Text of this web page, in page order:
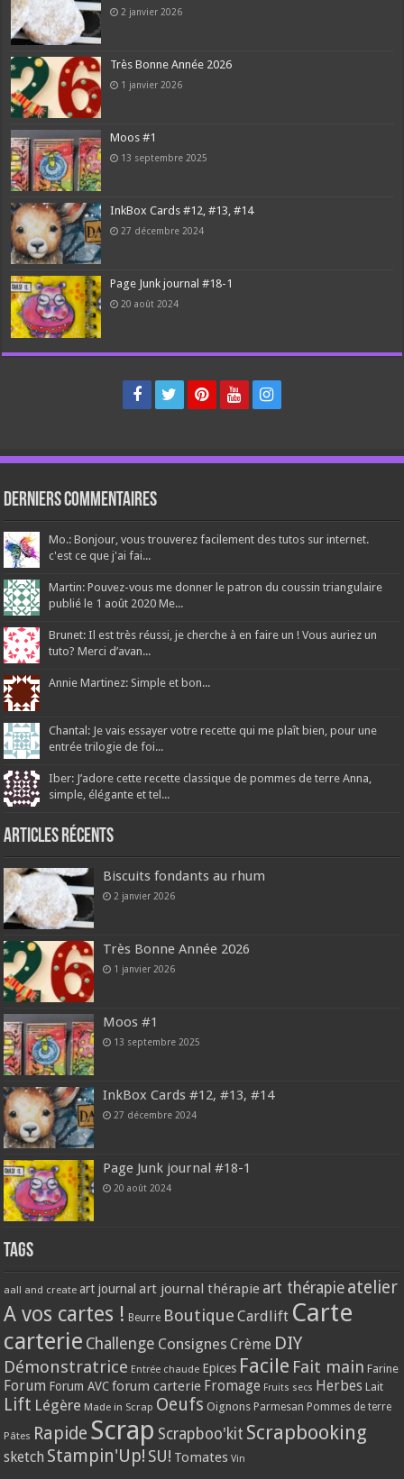
2 janvier 2026
Très Bonne Année 2026
1 janvier 2026
Moos #1
13 septembre 2025
InkBox Cards #12, #13, #14
27 décembre 2024
Page Junk journal #18-1
20 août 2024
Derniers Commentaires
Mo.: Bonjour, vous trouverez facilement des tutos sur internet.
c'est ce que j'ai fai...
Martin: Pouvez-vous me donner le patron du coussin triangulaire
publié le 1 août 2020 Me...
Brunet: Il est très réussi, je cherche à en faire un ! Vous auriez un
tuto? Merci d’avan...
Annie Martinez: Simple et bon...
Chantal: Je vais essayer votre recette qui me plaît bien, pour une
entrée trilogie de foi...
Iber: J’adore cette recette classique de pommes de terre Anna,
simple, élégante et tel...
Articles récents
Biscuits fondants au rhum
2 janvier 2026
Très Bonne Année 2026
1 janvier 2026
Moos #1
13 septembre 2025
InkBox Cards #12, #13, #14
27 décembre 2024
Page Junk journal #18-1
20 août 2024
Tags
aall and create art journal art journal thérapie art thérapie atelier
A vos cartes ! Beurre Boutique Cardlift Carte
carterie Challenge Consignes Crème DIY
Démonstratrice Entrée chaude Epices Facile Fait main Farine
Forum Forum AVC forum carterie Fromage Fruits secs Herbes Lait
Lift Légère Made in Scrap Oeufs Oignons Parmesan Pommes de terre
Pâtes Rapide Scrap Scrapboo'kit Scrapbooking
sketch Stampin'Up! SU! Tomates Vin